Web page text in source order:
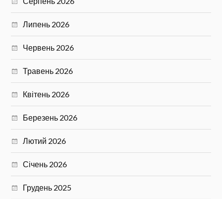
Липень 2026
Червень 2026
Травень 2026
Квітень 2026
Березень 2026
Лютий 2026
Січень 2026
Грудень 2025